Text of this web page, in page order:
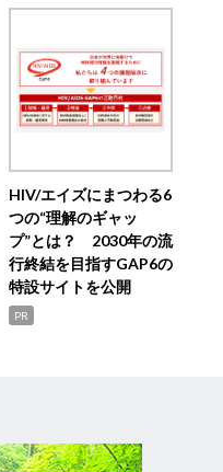
HIV/エイズにまつわる6
つの“理解のギャッ
プ”とは？ 2030年の流
行終結を目指すGAP6の
特設サイトを公開
PR